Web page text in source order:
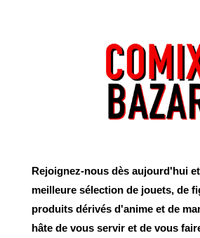
Rejoignez-nous dès aujourd'hui
meilleure sélection de jouets, de
produits dérivés d'anime et de
hâte de vous servir et de vous